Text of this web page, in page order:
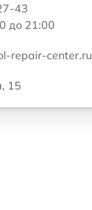
43
до 21:00
repair-center.ru
15